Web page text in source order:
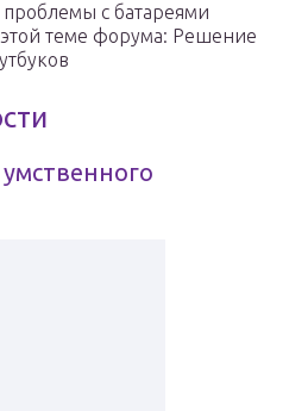
с батареями
этой теме форума: Решение